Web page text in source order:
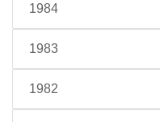
1984
1983
1982